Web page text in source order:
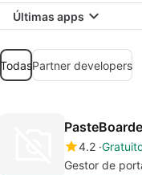
Últimas apps
TodasPartner developers
4.2
Gestor de